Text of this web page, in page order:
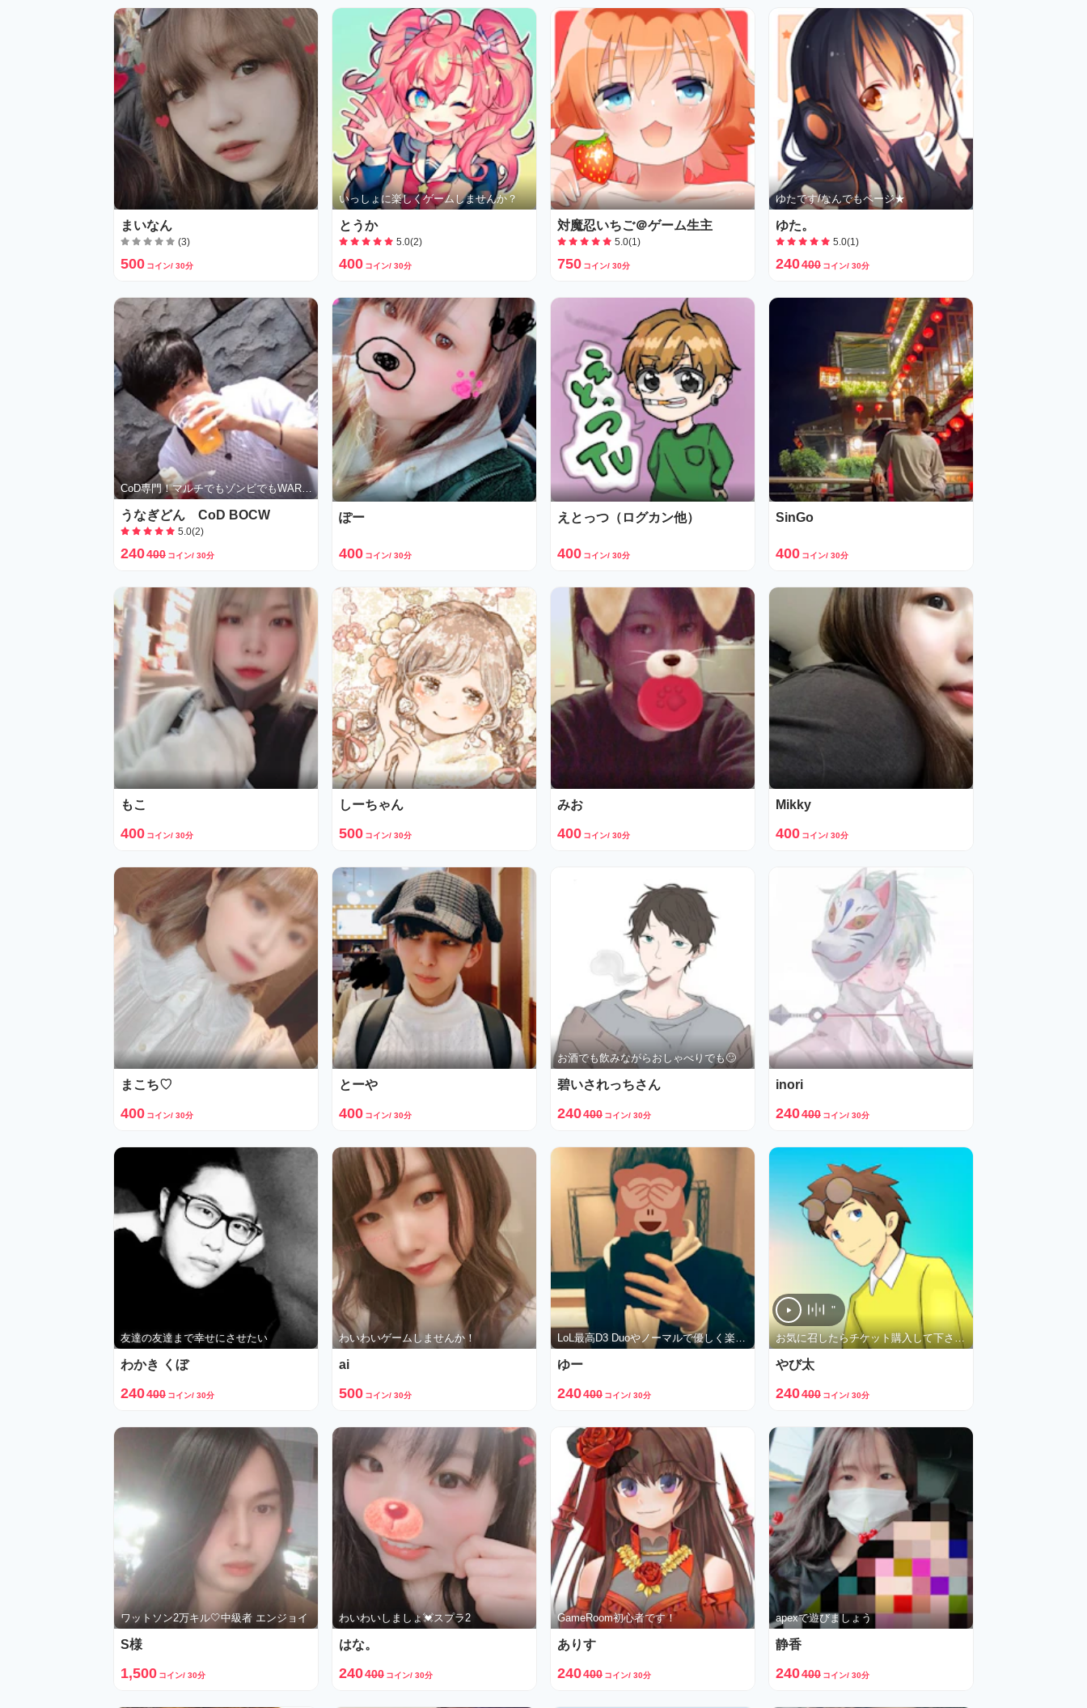
まいなん
(3)
500 コイン/ 30分
いっしょに楽しくゲームしませんか？
とうか
5.0(2)
400 コイン/ 30分
対魔忍いちご＠ゲーム生主
5.0(1)
750 コイン/ 30分
ゆたです/なんでもページ★
ゆた。
5.0(1)
240400 コイン/ 30分
うなぎどん CoD BOCW
5.0(2)
240400 コイン/ 30分
ぽー
400 コイン/ 30分
えとっつ（ログカン他）
400 コイン/ 30分
SinGo
400 コイン/ 30分
もこ
400 コイン/ 30分
しーちゃん
500 コイン/ 30分
みお
400 コイン/ 30分
Mikky
400 コイン/ 30分
まこち♡
400 コイン/ 30分
とーや
400 コイン/ 30分
お酒でも飲みながらおしゃべりでも🙄
碧いされっちさん
240400 コイン/ 30分
inori
240400 コイン/ 30分
友達の友達まで幸せにさせたい
わかき くぼ
240400 コイン/ 30分
わいわいゲームしませんか！
ai
500 コイン/ 30分
ゆー
240400 コイン/ 30分
お気に召したらチケット購入して下さい😊初心者くらいのエンジョイ勢✨
"
やび太
240400 コイン/ 30分
ワットソン2万キル🤍中級者 エンジョイ
S様
1,500 コイン/ 30分
わいわいしましょ💓スプラ2
はな。
240400 コイン/ 30分
GameRoom初心者です！
ありす
240400 コイン/ 30分
apexで遊びましょう
静香
240400 コイン/ 30分